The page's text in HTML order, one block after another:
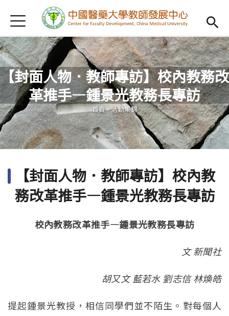
首頁
Open
認識我們
Open
教學研習
Open
新進教師
Open
傑出教授
Open
教師專業社群
Open
借用項目
Jump to Navigation
Jump to Main content
【封面人物．教師專訪】校內教務改
革推手—鍾景光教務長專訪
您在這裡
首頁-活動集錦
【封面人物．教師專訪】校內教
務改革推手—鍾景光教務長專訪
校內教務改革推手—鍾景光教務長專訪
文 新聞社
胡又文 藍若水 劉志信 林煥皓
提起鍾景光教授，相信同學們並不陌生。對每個人